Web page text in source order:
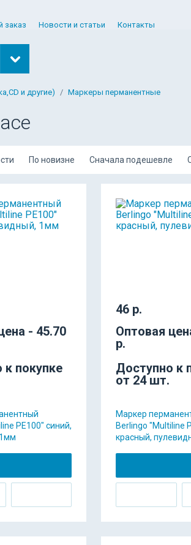
заказ Новости и статьи Контакты
и другие) Маркеры перманентные
По новизне Сначала подешевле
- 45.70
к покупке
PE100" синий,
46 р.
Оптовая
р.
Доступно к
от 24 шт.
Маркер
Berlingo "Multiline
красный,